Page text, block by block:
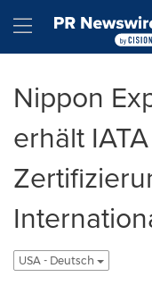
Hamburger
Nippon
erhält
USA - Deutsch